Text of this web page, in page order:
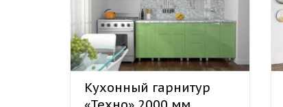
Кухонный гарнитур